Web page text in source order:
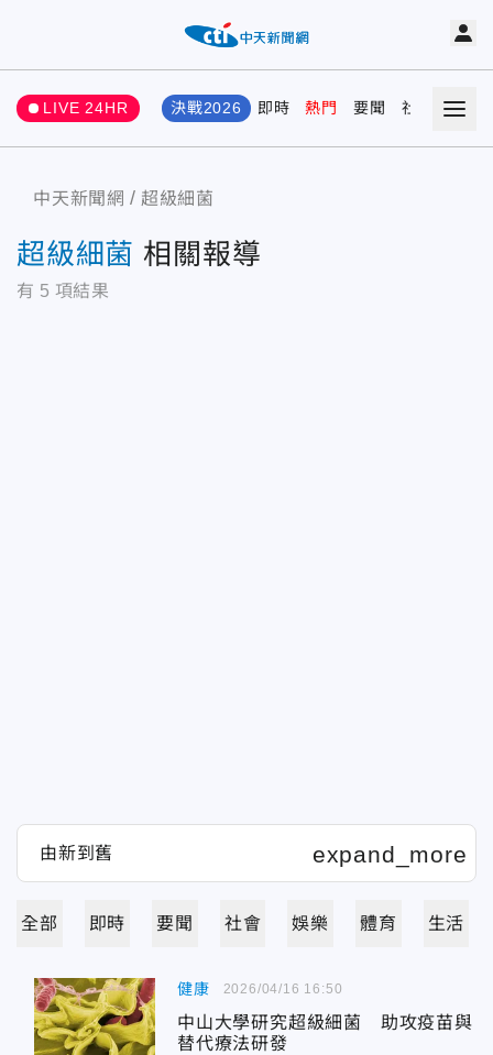
LIVE 24HR 決戰2026 即時 熱門 要聞 社會 娛樂
中天新聞網 超級細菌
超級細菌 相關報導
有 5 項結果
全部 即時 要聞 社會 娛樂 體育 生活
健康
中山大學研究超級細菌 助攻疫苗與
替代療法研發
2026/04/16 16:50